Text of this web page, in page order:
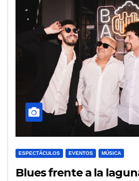
ESPECTÁCULOS EVENTOS MÚSICA
Blues frente a la